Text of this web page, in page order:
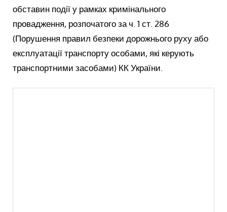
обставин події у рамках кримінального
провадження, розпочатого за ч. 1 ст. 286
(Порушення правил безпеки дорожнього руху або
експлуатації транспорту особами, які керують
транспортними засобами) КК України.